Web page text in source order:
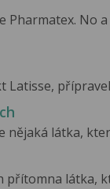
No
Latisse,
nějaká látka,
látka,